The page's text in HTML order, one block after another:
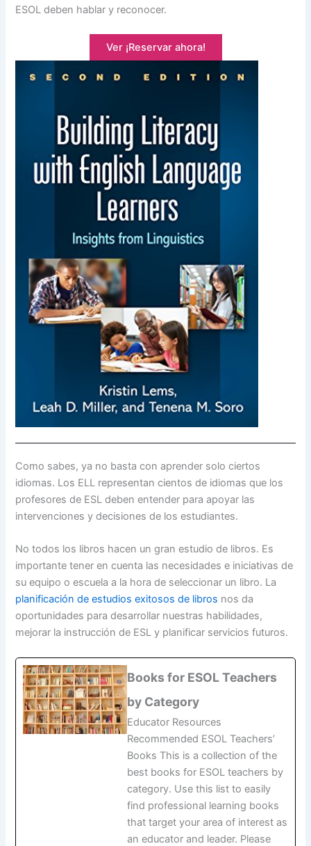
ESOL deben hablar y reconocer.
Ver ¡Reservar ahora!
Como sabes, ya no basta con aprender solo ciertos
idiomas. Los ELL representan cientos de idiomas que los
profesores de ESL deben entender para apoyar las
intervenciones y decisiones de los estudiantes.
No todos los libros hacen un gran estudio de libros. Es
importante tener en cuenta las necesidades e iniciativas de
su equipo o escuela a la hora de seleccionar un libro. La
planificación de estudios exitosos de libros nos da
oportunidades para desarrollar nuestras habilidades,
mejorar la instrucción de ESL y planificar servicios futuros.
Books for ESOL Teachers
by Category
Educator Resources
Recommended ESOL Teachers’
Books This is a collection of the
best books for ESOL teachers by
category. Use this list to easily
find professional learning books
that target your area of interest as
an educator and leader. Please